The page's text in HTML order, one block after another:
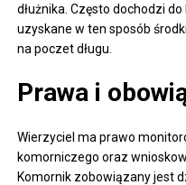
dłużnika. Często dochodzi
uzyskane w ten sposób
na poczet długu.
Prawa i
Wierzyciel ma prawo
komorniczego oraz
Komornik zobowiązany jest